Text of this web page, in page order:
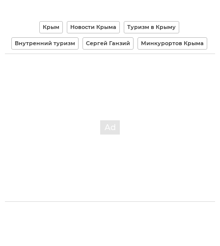
Крым Новости Крыма Туризм в Крыму
Внутренний туризм Сергей Ганзий Минкурортов Крыма